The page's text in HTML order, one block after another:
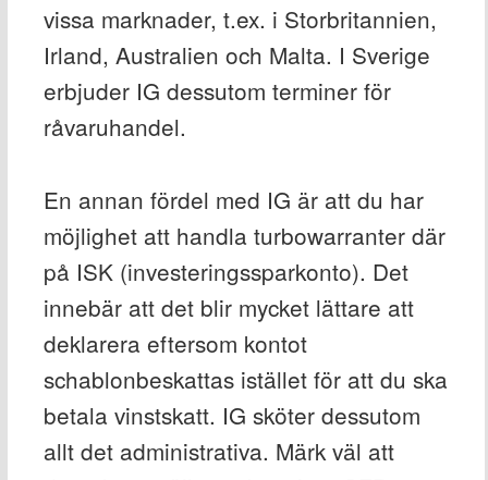
vissa marknader, t.ex. i Storbritannien,
Irland, Australien och Malta. I Sverige
erbjuder IG dessutom terminer för
råvaruhandel.
En annan fördel med IG är att du har
möjlighet att handla turbowarranter där
på ISK (investeringssparkonto). Det
innebär att det blir mycket lättare att
deklarera eftersom kontot
schablonbeskattas istället för att du ska
betala vinstskatt. IG sköter dessutom
allt det administrativa. Märk väl att